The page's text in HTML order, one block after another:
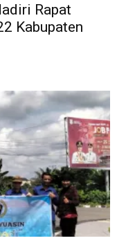
Rapat
Kabupaten